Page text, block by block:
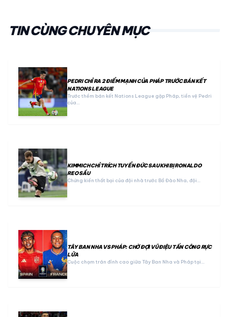
TIN CÙNG CHUYÊN MỤC
PEDRI CHỈ RA 2 ĐIỂM MẠNH CỦA PHÁP TRƯỚC BÁN KẾT
NATIONS LEAGUE
Trước thềm bán kết Nations League gặp Pháp, tiền vệ Pedri
của…
KIMMICH CHỈ TRÍCH TUYỂN ĐỨC SAU KHI BỊ RONALDO
REO SẦU
Chứng kiến thất bại của đội nhà trước Bồ Đào Nha, đội…
TÂY BAN NHA VS PHÁP: CHỜ ĐỢI VŨ ĐIỆU TẤN CÔNG RỰC
LỬA
Cuộc chạm trán đỉnh cao giữa Tây Ban Nha và Pháp tại…